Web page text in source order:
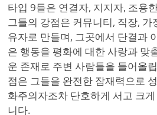
타입 9들은 연결자, 지지자, 조용
그들의 강점은 커뮤니티, 직장, 가
유자로 만들며, 그곳에서 단결과
은 행동을 평화에 대한 사랑과 맞
운 존재로 주변 사람들을 들어올
점은 그들을 완전한 잠재력으로
화주의자조차 단호하게 서고 크
니다.